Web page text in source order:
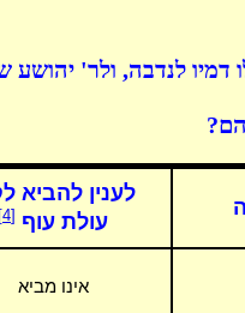
דמיו לנדבה, ולר' יהושע
לענין להביא
עולת עוף [4]
אינו מביא